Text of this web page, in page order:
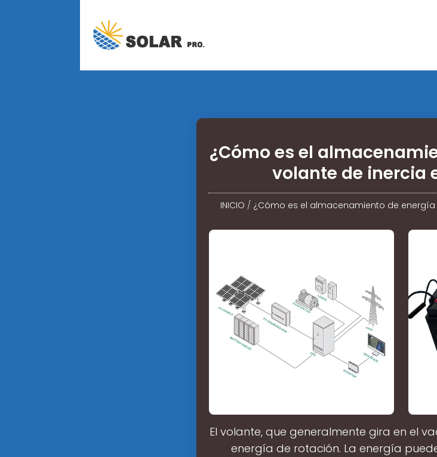
¿Cómo es el
volante de inercia
INICIO / ¿Cómo es el almacenamiento de
El volante, que generalmente gira en el
energía de rotación. La energía